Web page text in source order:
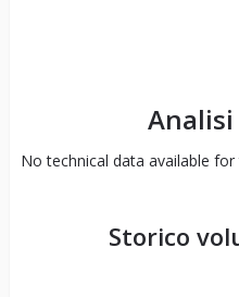
Analisi
No technical data available for
Storico